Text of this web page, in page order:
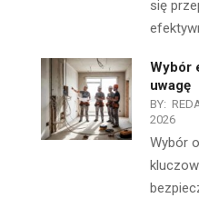
się
Wybór
uwagę
BY:
2026
Wybór